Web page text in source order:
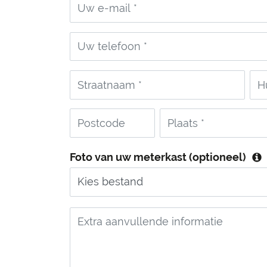
Uw e-mail
Uw telefoon
Woonplaats *
Foto van uw meterkast (optioneel)
Kies bestand
Extra aanvullende informatie